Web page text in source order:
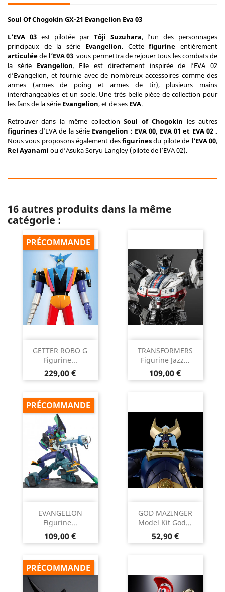
Soul Of Chogokin GX-21 Evangelion Eva 03
L’EVA 03est pilotée par Tôji Suzuhara, l’un des personnages
principaux de la série Evangelion. Cettefigurine entièrement
articuléede l’EVA 03vous permettra de rejouer tous les combats de
la série Evangelion. Elle est directement inspirée de l’EVA 02
d’Evangelion, et fournie avec de nombreux accessoires comme des
armes (armes de poing et armes de tir), plusieurs mains
interchangeables et un socle. Une très belle pièce de collection pour
les fans de la série Evangelion, et de ses EVA.
Retrouver dans la même collectionSoul of Chogokin les autres
figurines d’EVA de la sérieEvangelion : EVA 00, EVA 01 et EVA 02 .
Nous vous proposons également desfigurinesdu pilote de l’EVA 00,
Rei Ayanami ou d’Asuka Soryu Langley (pilote de l’EVA 02).
16 autres produits dans la même
catégorie :
GETTER ROBO G
Figurine...
Prix
229,00 €
PRÉCOMMANDE
TRANSFORMERS
Figurine Jazz...
Prix
109,00 €
EVANGELION
Figurine...
Prix
109,00 €
PRÉCOMMANDE
GOD MAZINGER
Model Kit God...
Prix
52,90 €
PRÉCOMMANDE